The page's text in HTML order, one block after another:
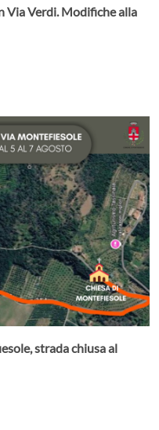
Via Verdi. Modifiche alla
strada chiusa al